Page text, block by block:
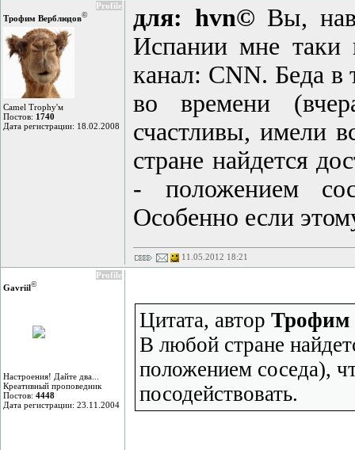
Profile
Трофим Верблюдов©
Camel Trophy'м
Постов: 1740
Дата регистрации: 18.02.2008
для: hvn© Вы,
Испании мне таки
канал: CNN. Беда в
во времени
счастливы, имели
стране найдется
- положением
Особенно если
11.05.2012 18:21
Profile
Gavriil©
Настроения! Дайте два...
Креативный проповедник
Постов: 4448
Дата регистрации: 23.11.2004
Цитата, автор Трофим
В любой стране
положением соседа),
посодействовать.